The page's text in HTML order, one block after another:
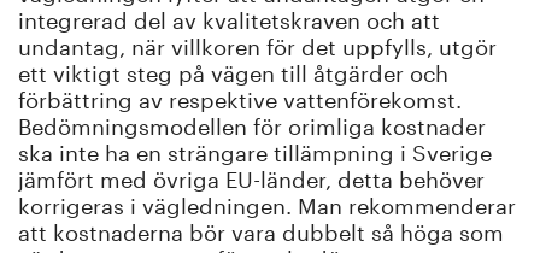
Om oss
integrerad del av kvalitetskraven och att
undantag, när villkoren för det uppfylls, utgör
ett viktigt steg på vägen till åtgärder och
förbättring av respektive vattenförekomst.
Bedömningsmodellen för orimliga kostnader
ska inte ha en strängare tillämpning i Sverige
jämfört med övriga EU-länder, detta behöver
korrigeras i vägledningen. Man rekommenderar
att kostnaderna bör vara dubbelt så höga som